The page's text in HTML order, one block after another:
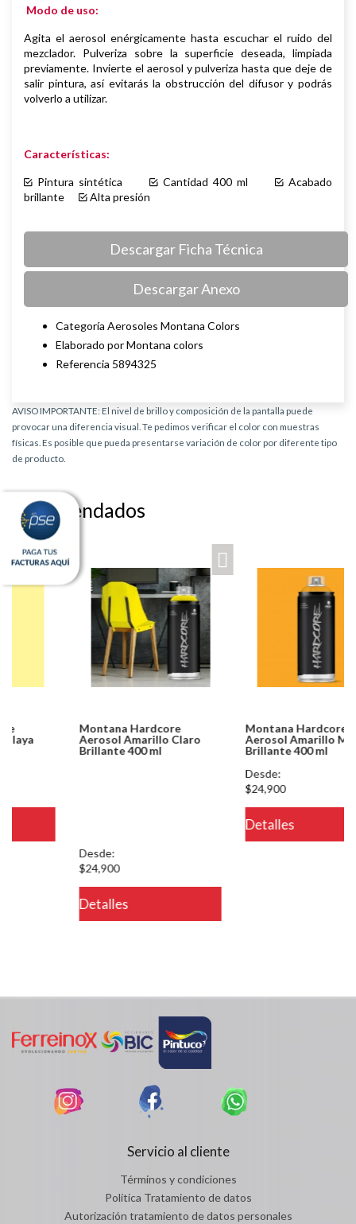
Modo de uso:
Agita el aerosol enérgicamente hasta escuchar el ruido del
mezclador. Pulveriza sobre la superficie deseada, limpiada
previamente. Invierte el aerosol y pulveriza hasta que deje de
salir pintura, así evitarás la obstrucción del difusor y podrás
volverlo a utilizar.
Características:
Pintura sintética Cantidad 400 ml
Acabado
brillante
Alta presión
Descargar Ficha Técnica
Descargar Anexo
Categoría Aerosoles Montana Colors
Elaborado por Montana colors
Referencia 5894325
AVISO IMPORTANTE: El nivel de brillo y composición de la pantalla puede
provocar una diferencia visual. Te pedimos verificar el color con muestras
físicas. Es posible que pueda presentarse variación de color por diferente tipo
de producto.
Recomendados
Montana Hardcore
Aerosol Amarillo Claro
Brillante 400 ml
/PageGearCloud/www/html/es/dominios/ferreinox.pagegear.co/
Montana Hardcore
Aerosol Amarillo Medio
Brillante 400 ml
Servicio al cliente
Términos y condiciones
Política Tratamiento de datos
Autorización tratamiento de datos personales